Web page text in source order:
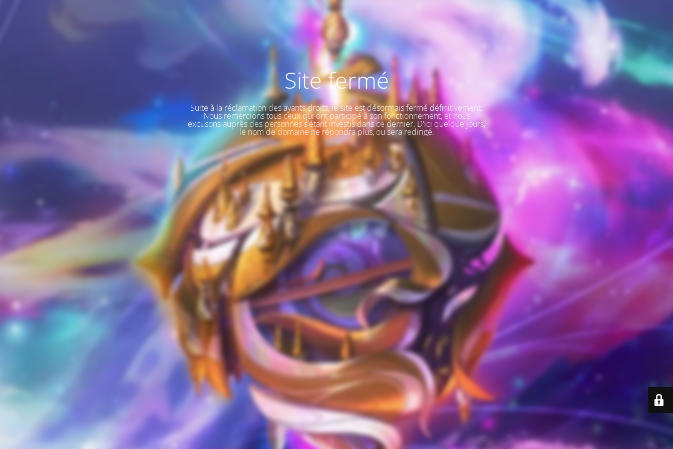
Site fermé
Suite à la réclamation des ayants droits, le site est désormais fermé définitivement.
Nous remercions tous ceux qui ont participé à son fonctionnement, et nous
excusons auprès des personnes s'étant investis dans ce dernier. D'ici quelque jours,
le nom de domaine ne répondra plus, ou sera redirigé.